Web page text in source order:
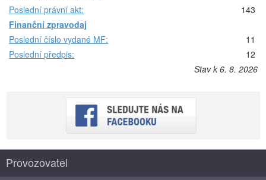
Poslední právní akt:
143
Finanční zpravodaj
Poslední číslo vydané MF:
11
Poslední předpis:
12
Stav k 6. 8. 2026
Provozovatel